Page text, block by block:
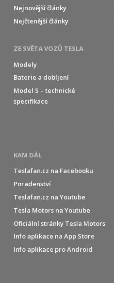
Nejnovější články
Nejčtenější články
ZE SVĚTA VOZŮ TESLA
Modely
Baterie a dobíjení
Model S – technické
specifikace
KAM DÁL
Teslafan.cz na Facebooku
Poradenství
Teslafan.cz na Youtube
Tesla Motors na Youtube
Oficiální stránky Tesla Motors
Info aplikace na App Store
Info aplikace pro Android